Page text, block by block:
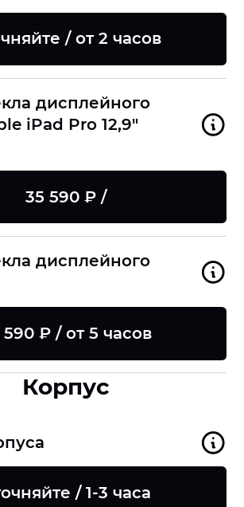
/ от 2 часов
дисплейного
iPad Pro 12,9"
35 590 ₽ /
дисплейного
590 ₽ / от 5 часов
Корпус
/ 1-3 часа